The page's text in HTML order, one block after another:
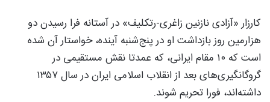
کارزار «آزادی نازنین زاغری-رتکلیف» در آستانه فرا رسیدن دو
هزارمین روز بازداشت او در پنج‌شنبه آینده، خواستار آن شده‌
است که ۱۰ مقام ایرانی، که عمدتا نقش مستقیمی در
گروگانگیری‌های بعد از انقلاب اسلامی ایران در سال ۱۳۵۷
داشته‌اند، فورا تحریم شوند.